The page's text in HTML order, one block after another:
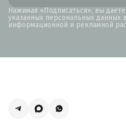
Нажимая «Подписаться», вы
указанных персональных данных
информационной и рекламной